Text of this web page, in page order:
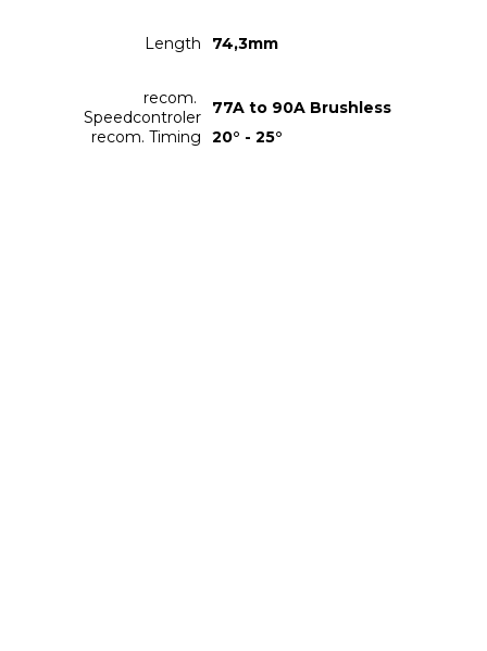
Length 74,3mm
recom.
Speedcontroler
77A to 90A Brushless
recom. Timing
20° - 25°